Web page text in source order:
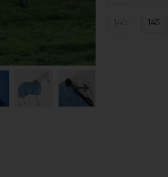
145